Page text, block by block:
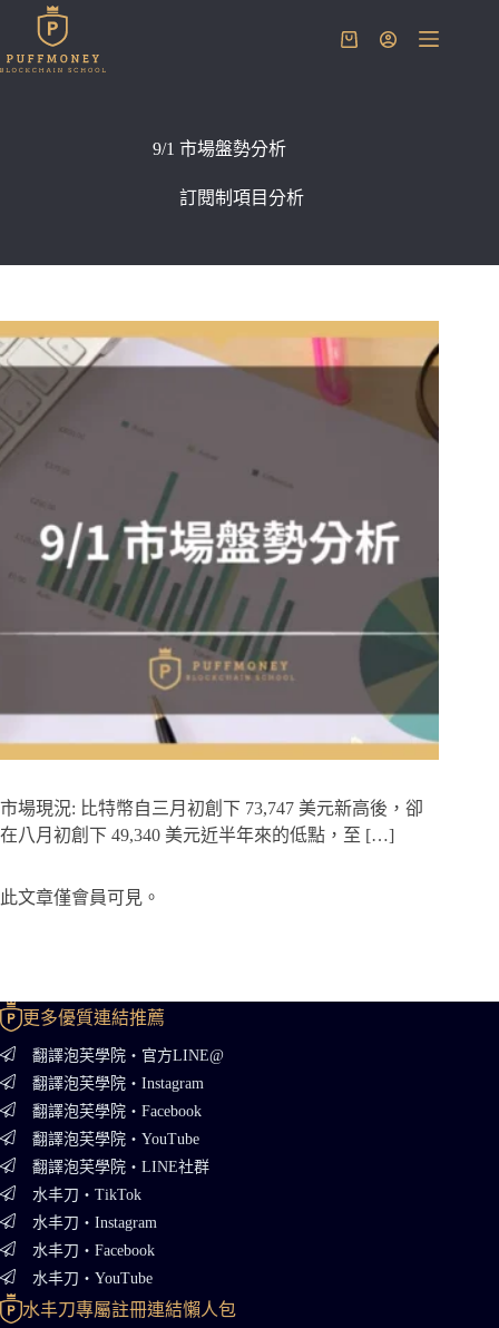
主
購
9/1 市場盤勢分析
訂閱制項目分析
市場現況: 比特幣自三月初創下 73,747 美元新高後，卻
在八月初創下 49,340 美元近半年來的低點，至 […]
此文章僅會員可見。
更多優質連結推薦
翻譯泡芙學院・官方LINE@
翻譯泡芙學院・Instagram
翻譯泡芙學院・Facebook
翻譯泡芙學院・YouTube
翻譯泡芙學院・LINE社群
水丰刀・TikTok
水丰刀・Instagram
水丰刀・Facebook
水丰刀・YouTube
水丰刀專屬註冊連結懶人包